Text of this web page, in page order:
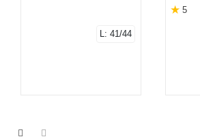
5
★
L: 41/44